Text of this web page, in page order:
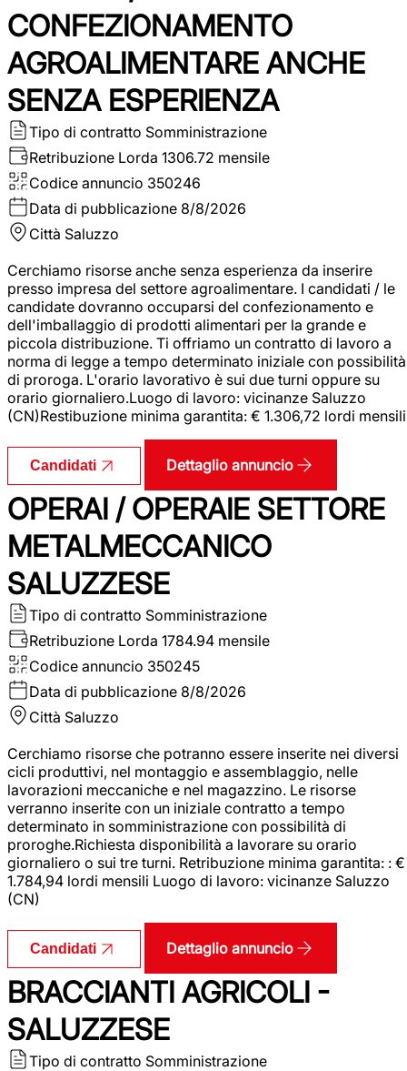
CONFEZIONAMENTO
AGROALIMENTARE ANCHE
SENZA ESPERIENZA
Tipo di contratto Somministrazione
Retribuzione Lorda 1306.72 mensile
Codice annuncio 350246
Data di pubblicazione 8/8/2026
Città Saluzzo
Cerchiamo risorse anche senza esperienza da inserire
presso impresa del settore agroalimentare. I candidati / le
candidate dovranno occuparsi del confezionamento e
dell'imballaggio di prodotti alimentari per la grande e
piccola distribuzione. Ti offriamo un contratto di lavoro a
norma di legge a tempo determinato iniziale con possibilità
di proroga. L'orario lavorativo è sui due turni oppure su
orario giornaliero.Luogo di lavoro: vicinanze Saluzzo
(CN)Restibuzione minima garantita: € 1.306,72 lordi mensili
Candidati Dettaglio annuncio
OPERAI / OPERAIE SETTORE
METALMECCANICO
SALUZZESE
Tipo di contratto Somministrazione
Retribuzione Lorda 1784.94 mensile
Codice annuncio 350245
Data di pubblicazione 8/8/2026
Città Saluzzo
Cerchiamo risorse che potranno essere inserite nei diversi
cicli produttivi, nel montaggio e assemblaggio, nelle
lavorazioni meccaniche e nel magazzino. Le risorse
verranno inserite con un iniziale contratto a tempo
determinato in somministrazione con possibilità di
proroghe.Richiesta disponibilità a lavorare su orario
giornaliero o sui tre turni. Retribuzione minima garantita: : €
1.784,94 lordi mensili Luogo di lavoro: vicinanze Saluzzo
(CN)
Candidati Dettaglio annuncio
BRACCIANTI AGRICOLI -
SALUZZESE
Tipo di contratto Somministrazione